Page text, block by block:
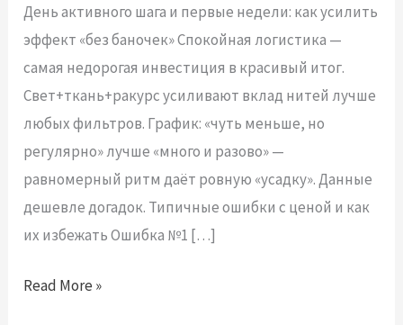
День активного шага и первые недели: как усилить
эффект «без баночек» Спокойная логистика —
самая недорогая инвестиция в красивый итог.
Свет+ткань+ракурс усиливают вклад нитей лучше
любых фильтров. График: «чуть меньше, но
регулярно» лучше «много и разово» —
равномерный ритм даёт ровную «усадку». Данные
дешевле догадок. Типичные ошибки с ценой и как
их избежать Ошибка №1 […]
как
не
переплатить
и
получить
естественный
эффект
Read More »